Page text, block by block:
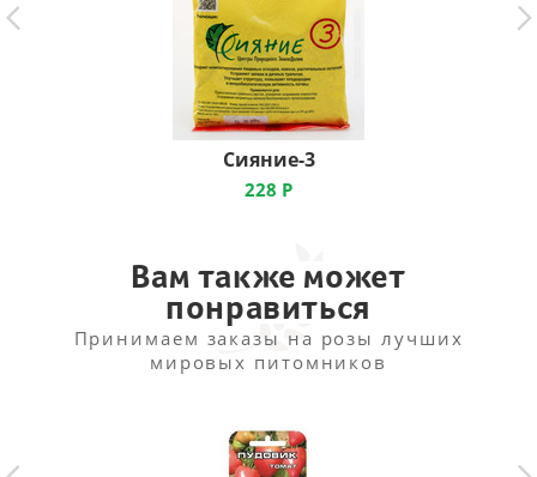
Сияние-3
228 Р
Вам также может
понравиться
Принимаем заказы на розы лучших
мировых питомников